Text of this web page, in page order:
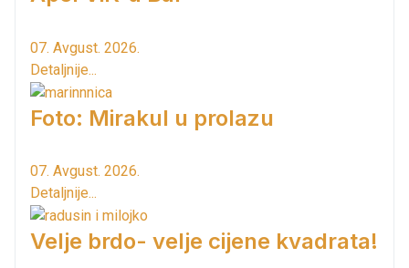
07. Avgust. 2026.
Detaljnije...
Foto: Mirakul u prolazu
07. Avgust. 2026.
Detaljnije...
Velje brdo- velje cijene kvadrata!